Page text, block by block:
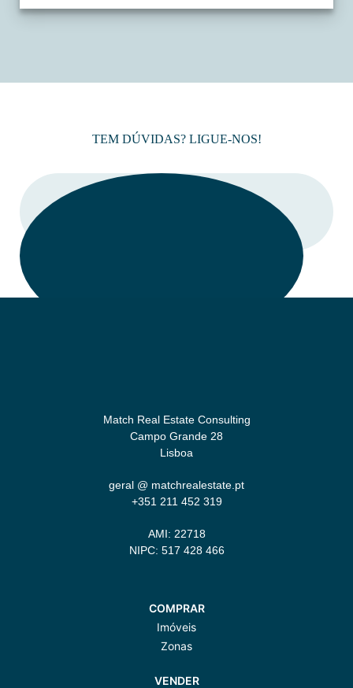
TEM DÚVIDAS? LIGUE-NOS!
Match Real Estate Consulting
Campo Grande 28
Lisboa
geral @ matchrealestate.pt
+351 211 452 319
AMI: 22718
NIPC: 517 428 466
COMPRAR
Imóveis
Zonas
VENDER